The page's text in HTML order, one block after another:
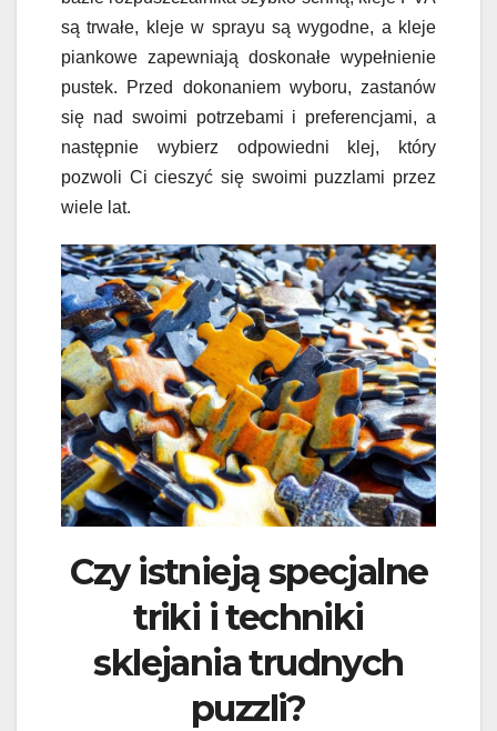
są trwałe, kleje w sprayu są wygodne, a kleje
piankowe zapewniają doskonałe wypełnienie
pustek. Przed dokonaniem wyboru, zastanów
się nad swoimi potrzebami i preferencjami, a
następnie wybierz odpowiedni klej, który
pozwoli Ci cieszyć się swoimi puzzlami przez
wiele lat.
Czy istnieją specjalne
triki i techniki
sklejania trudnych
puzzli?